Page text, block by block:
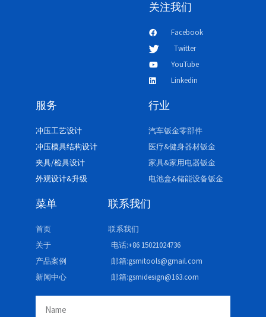
关注我们
Facebook
Twitter
YouTube
Linkedin
服务
冲压工艺设计
冲压模具结构设计
夹具/检具设计
外观设计&升级
行业
汽车钣金零部件
医疗&健身器材钣金
家具&家用电器钣金
电池盒&储能设备钣金
菜单
首页
关于
产品案例
新闻中心
联系我们
联系我们
电话:+86 15021024736
邮箱:gsmitools@gmail.com
邮箱:gsmidesign@163.com